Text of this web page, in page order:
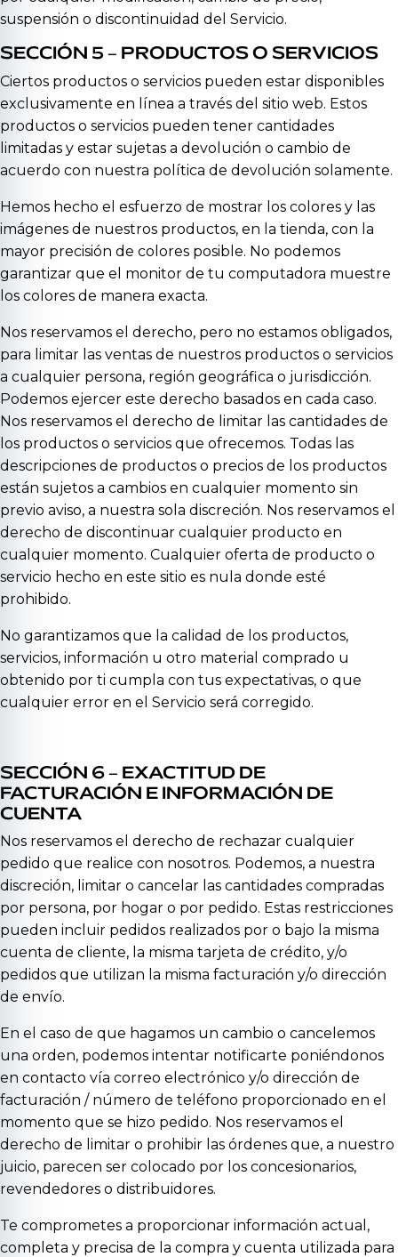
suspensión o discontinuidad del Servicio.
SECCIÓN 5 – PRODUCTOS O SERVICIOS
Ciertos productos o servicios pueden estar disponibles
exclusivamente en línea a través del sitio web. Estos
productos o servicios pueden tener cantidades
limitadas y estar sujetas a devolución o cambio de
acuerdo con nuestra política de devolución solamente.
Hemos hecho el esfuerzo de mostrar los colores y las
imágenes de nuestros productos, en la tienda, con la
mayor precisión de colores posible. No podemos
garantizar que el monitor de tu computadora muestre
los colores de manera exacta.
Nos reservamos el derecho, pero no estamos obligados,
para limitar las ventas de nuestros productos o servicios
a cualquier persona, región geográfica o jurisdicción.
Podemos ejercer este derecho basados en cada caso.
Nos reservamos el derecho de limitar las cantidades de
los productos o servicios que ofrecemos. Todas las
descripciones de productos o precios de los productos
están sujetos a cambios en cualquier momento sin
previo aviso, a nuestra sola discreción. Nos reservamos el
derecho de discontinuar cualquier producto en
cualquier momento. Cualquier oferta de producto o
servicio hecho en este sitio es nula donde esté
prohibido.
No garantizamos que la calidad de los productos,
servicios, información u otro material comprado u
obtenido por ti cumpla con tus expectativas, o que
cualquier error en el Servicio será corregido.
SECCIÓN 6 – EXACTITUD DE
FACTURACIÓN E INFORMACIÓN DE
CUENTA
Nos reservamos el derecho de rechazar cualquier
pedido que realice con nosotros. Podemos, a nuestra
discreción, limitar o cancelar las cantidades compradas
por persona, por hogar o por pedido. Estas restricciones
pueden incluir pedidos realizados por o bajo la misma
cuenta de cliente, la misma tarjeta de crédito, y/o
pedidos que utilizan la misma facturación y/o dirección
de envío.
En el caso de que hagamos un cambio o cancelemos
una orden, podemos intentar notificarte poniéndonos
en contacto vía correo electrónico y/o dirección de
facturación / número de teléfono proporcionado en el
momento que se hizo pedido. Nos reservamos el
derecho de limitar o prohibir las órdenes que, a nuestro
juicio, parecen ser colocado por los concesionarios,
revendedores o distribuidores.
Te comprometes a proporcionar información actual,
completa y precisa de la compra y cuenta utilizada para